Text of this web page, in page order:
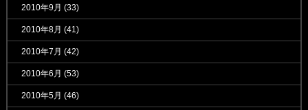
2010年9月 (33)
2010年8月 (41)
2010年7月 (42)
2010年6月 (53)
2010年5月 (46)